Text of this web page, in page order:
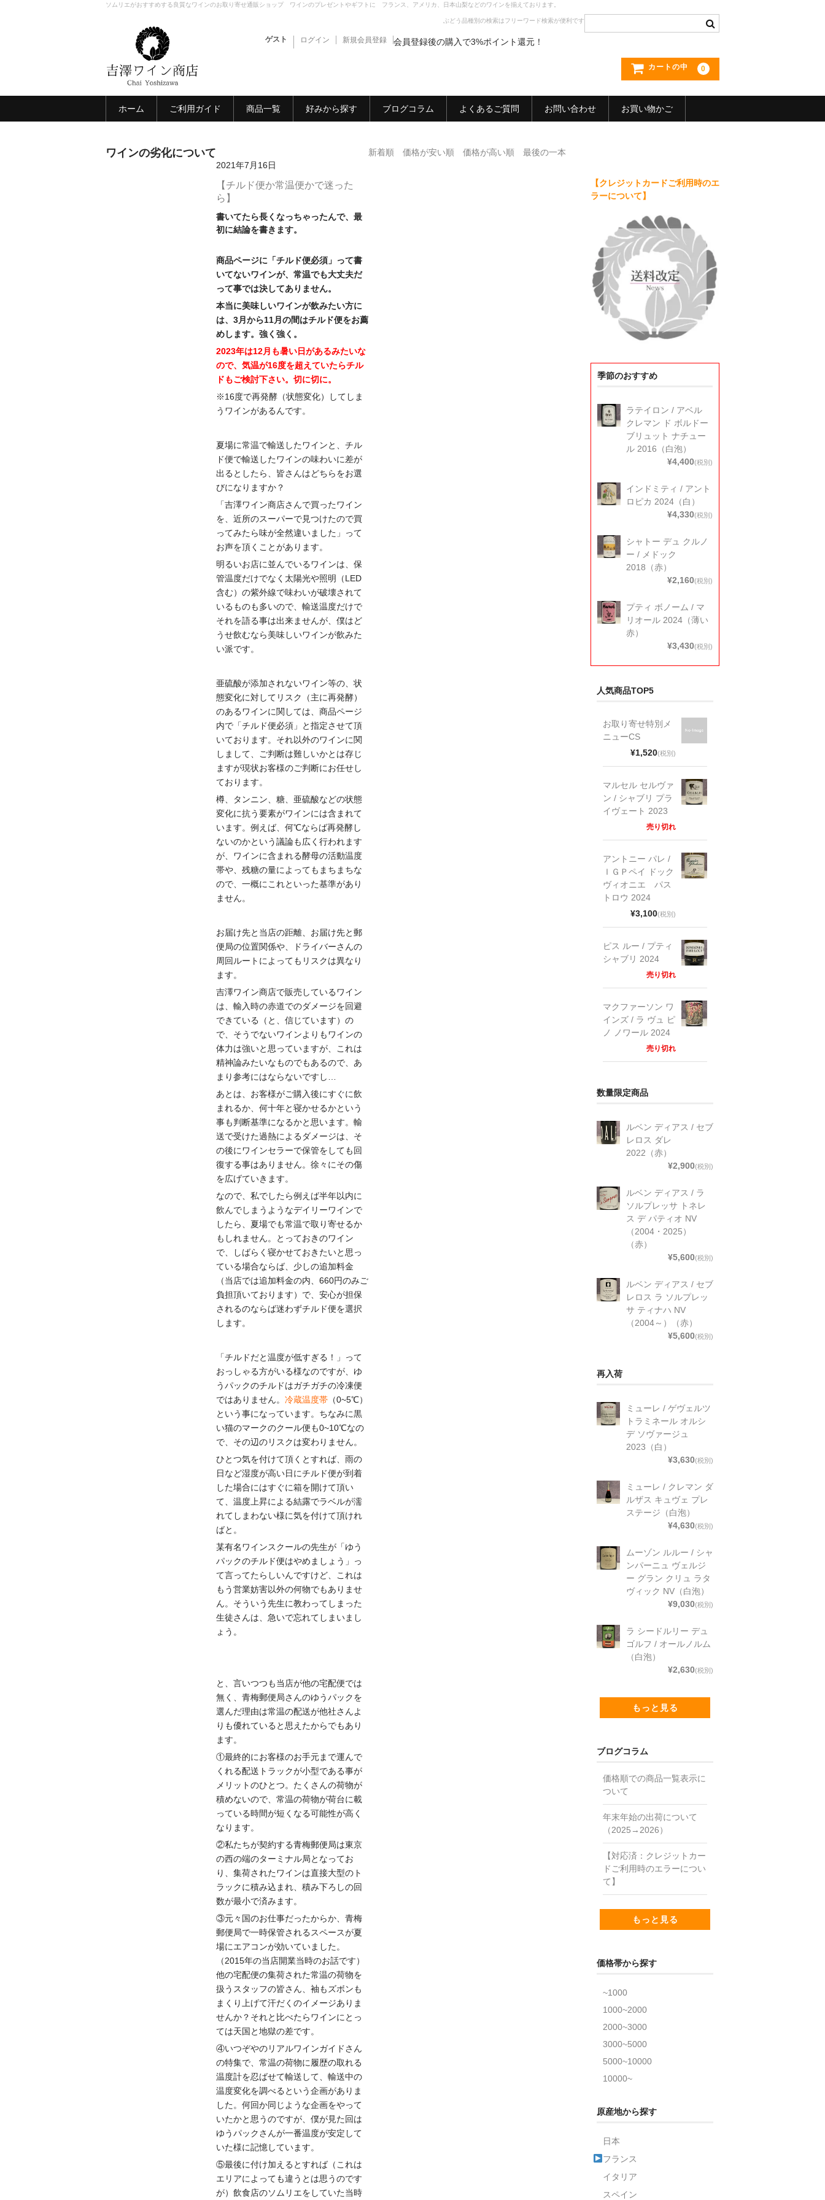
ソムリエがおすすめする良質なワインのお取り寄せ通販ショップ ワインのプレゼントやギフトに フランス、アメリカ、日本山梨などのワインを揃えております。
ぶどう品種別の検索はフリーワード検索が便利です
ゲスト ログイン 新規会員登録 会員登録後の購入で3%ポイント還元！
カートの中 0
ホーム ご利用ガイド 商品一覧 好みから探す ブログコラム よくあるご質問 お問い合わせ お買い物かご
ワインの劣化について 新着順 価格が安い順 価格が高い順
最後の一本
2021年7月16日
【チルド便か常温便かで迷った
ら】
書いてたら長くなっちゃったんで、最
初に結論を書きます。
商品ページに「チルド便必須」って書
いてないワインが、常温でも大丈夫だ
って事では決してありません。
本当に美味しいワインが飲みたい方に
は、3月から11月の間はチルド便をお薦
めします。強く強く。
2023年は12月も暑い日があるみたいな
ので、気温が16度を超えていたらチル
ドもご検討下さい。切に切に。
※16度で再発酵（状態変化）してしま
うワインがあるんです。
夏場に常温で輸送したワインと、チル
ド便で輸送したワインの味わいに差が
出るとしたら、皆さんはどちらをお選
びになりますか？
「吉澤ワイン商店さんで買ったワイン
を、近所のスーパーで見つけたので買
ってみたら味が全然違いました」って
お声を頂くことがあります。
明るいお店に並んでいるワインは、保
管温度だけでなく太陽光や照明（LED
含む）の紫外線で味わいが破壊されて
いるものも多いので、輸送温度だけで
それを語る事は出来ませんが、僕はど
うせ飲むなら美味しいワインが飲みた
い派です。
亜硫酸が添加されないワイン等の、状
態変化に対してリスク（主に再発酵）
のあるワインに関しては、商品ページ
内で「チルド便必須」と指定させて頂
いております。それ以外のワインに関
しまして、ご判断は難しいかとは存じ
ますが現状お客様のご判断にお任せし
ております。
樽、タンニン、糖、亜硫酸などの状態
変化に抗う要素がワインには含まれて
います。例えば、何℃ならば再発酵し
ないのかという議論も広く行われます
が、ワインに含まれる酵母の活動温度
帯や、残糖の量によってもまちまちな
ので、一概にこれといった基準があり
ません。
お届け先と当店の距離、お届け先と郵
便局の位置関係や、ドライバーさんの
周回ルートによってもリスクは異なり
ます。
吉澤ワイン商店で販売しているワイン
は、輸入時の赤道でのダメージを回避
できている（と、信じています）の
で、そうでないワインよりもワインの
体力は強いと思っていますが、これは
精神論みたいなものでもあるので、あ
まり参考にはならないですし…
あとは、お客様がご購入後にすぐに飲
まれるか、何十年と寝かせるかという
事も判断基準になるかと思います。輸
送で受けた過熱によるダメージは、そ
の後にワインセラーで保管をしても回
復する事はありません。徐々にその傷
を広げていきます。
なので、私でしたら例えば半年以内に
飲んでしまうようなデイリーワインで
したら、夏場でも常温で取り寄せるか
もしれません。とっておきのワイン
で、しばらく寝かせておきたいと思っ
ている場合ならば、少しの追加料金
（当店では追加料金の内、660円のみご
負担頂いております）で、安心が担保
されるのならば迷わずチルド便を選択
します。
「チルドだと温度が低すぎる！」って
おっしゃる方がいる様なのですが、ゆ
うパックのチルドはガチガチの冷凍便
ではありません。 冷蔵温度帯 （0~5℃）
という事になっています。ちなみに黒
い猫のマークのクール便も0~10℃なの
で、その辺のリスクは変わりません。
ひとつ気を付けて頂くとすれば、雨の
日など湿度が高い日にチルド便が到着
した場合にはすぐに箱を開けて頂い
て、温度上昇による結露でラベルが濡
れてしまわない様に気を付けて頂けれ
ばと。
某有名ワインスクールの先生が「ゆう
パックのチルド便はやめましょう」っ
て言ってたらしいんですけど、これは
もう営業妨害以外の何物でもありませ
ん。そういう先生に教わってしまった
生徒さんは、急いで忘れてしまいまし
ょう。
と、言いつつも当店が他の宅配便では
無く、青梅郵便局さんのゆうパックを
選んだ理由は常温の配送が他社さんよ
りも優れていると思えたからでもあり
ます。
①最終的にお客様のお手元まで運んで
くれる配送トラックが小型である事が
メリットのひとつ。たくさんの荷物が
積めないので、常温の荷物が荷台に載
っている時間が短くなる可能性が高く
なります。
②私たちが契約する青梅郵便局は東京
の西の端のターミナル局となってお
り、集荷されたワインは直接大型のト
ラックに積み込まれ、積み下ろしの回
数が最小で済みます。
③元々国のお仕事だったからか、青梅
郵便局で一時保管されるスペースが夏
場にエアコンが効いていました。
（2015年の当店開業当時のお話です）
他の宅配便の集荷された常温の荷物を
扱うスタッフの皆さん、袖もズボンも
まくり上げて汗だくのイメージありま
せんか？それと比べたらワインにとっ
ては天国と地獄の差です。
④いつぞやのリアルワインガイドさん
の特集で、常温の荷物に履歴の取れる
温度計を忍ばせて輸送して、輸送中の
温度変化を調べるという企画がありま
した。何回か同じような企画をやって
いたかと思うのですが、僕が見た回は
ゆうパックさんが一番温度が安定して
いた様に記憶しています。
⑤最後に付け加えるとすれば（これは
エリアによっても違うとは思うのです
が）飲食店のソムリエをしていた当時
【クレジットカードご利用時のエ
ラーについて】
季節のおすすめ
ラテイロン / アベル
クレマン ド ボルドー
ブリュット ナチュー
ル 2016（白泡）
¥4,400(税別)
インドミティ / アント
ロピカ 2024（白）
¥4,330(税別)
シャトー デュ クルノ
ー / メドック
2018（赤）
¥2,160(税別)
プティ ボノーム / マ
リオール 2024（薄い
赤）
¥3,430(税別)
人気商品TOP5
お取り寄せ特別メ
ニューCS
¥1,520(税別)
マルセル セルヴァ
ン / シャブリ プラ
イヴェート 2023
売り切れ
アントニー パレ /
ＩＧＰペイ ドック
ヴィオニエ パス
トロウ 2024
¥3,100(税別)
ピス ルー / プティ
シャブリ 2024
売り切れ
マクファーソン ワ
インズ / ラ ヴュ ピ
ノ ノワール 2024
売り切れ
数量限定商品
ルベン ディアス / セブ
レロス ダレ
2022（赤）
¥2,900(税別)
ルベン ディアス / ラ
ソルプレッサ トネレ
ス デ パティオ NV
（2004・2025）
（赤）
¥5,600(税別)
ルベン ディアス / セブ
レロス ラ ソルプレッ
サ ティナハ NV
（2004～）（赤）
¥5,600(税別)
再入荷
ミューレ / ゲヴェルツ
トラミネール オルシ
デ ソヴァージュ
2023（白）
¥3,630(税別)
ミューレ / クレマン ダ
ルザス キュヴェ プレ
ステージ（白泡）
¥4,630(税別)
ムーゾン ルルー / シャ
ンパーニュ ヴェルジ
ー グラン クリュ ラタ
ヴィック NV（白泡）
¥9,030(税別)
ラ シードルリー デュ
ゴルフ / オールノルム
（白泡）
¥2,630(税別)
もっと見る
ブログコラム
価格順での商品一覧表示に
ついて
年末年始の出荷について
（2025→2026）
【対応済：クレジットカー
ドご利用時のエラーについ
て】
もっと見る
価格帯から探す
~1000
1000~2000
2000~3000
3000~5000
5000~10000
10000~
原産地から探す
日本
フランス
イタリア
スペイン